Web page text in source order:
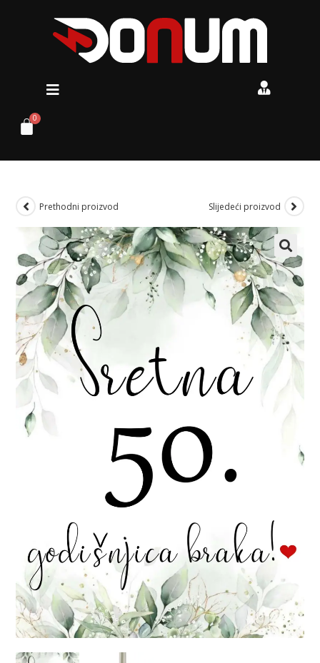
Prethodni proizvod Slijedeći proizvod